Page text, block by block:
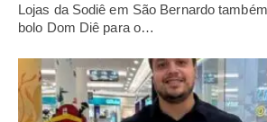
Lojas da Sodiê em São Bernardo
bolo Dom Diê para o…